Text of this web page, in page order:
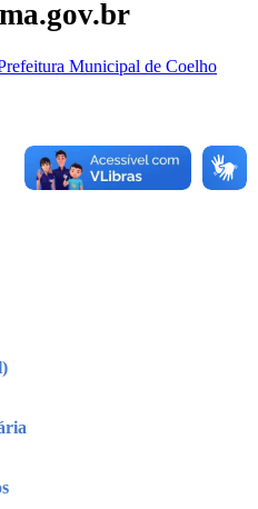
Municipal de Coelho